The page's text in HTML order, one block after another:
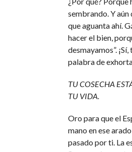
sembrando. Y
que aguanta ahí.
hacer el bien,
desmayamos”.
palabra de
TU COSECHA
TU VIDA.
Oro para que el
mano en ese
pasado por ti. La